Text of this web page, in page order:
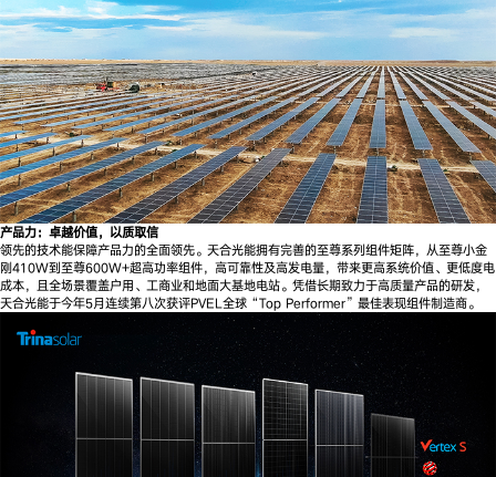
产品力：卓越价值，以质取信
领先的技术能保障产品力的全面领先。天合光能拥有完善的至尊系列组件矩阵，从至尊小金
刚410W到至尊600W+超高功率组件，高可靠性及高发电量，带来更高系统价值、更低度电
成本，且全场景覆盖户用、工商业和地面大基地电站。凭借长期致力于高质量产品的研发，
天合光能于今年5月连续第八次获评PVEL全球“Top Performer”最佳表现组件制造商。